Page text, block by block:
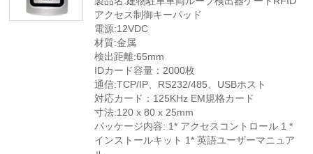
アクセス制御キーパッド
電源:12VDC
材質:金属
検出距離:65mm
IDカード容量：2000枚
通信:TCP/IP、RS232/485、USBホスト
対応カード：125KHz EM規格カード
寸法:120 x 80 x 25mm
パッケージ内容: 1* アクセスコントロール 1 *
インストールキット 1* 英語ユーザーマニュア